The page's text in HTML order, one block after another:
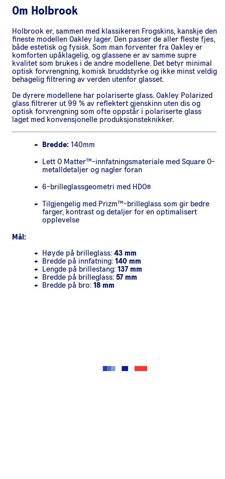
Om Holbrook
Holbrook er, sammen med klassikeren Frogskins, kanskje den
fineste modellen Oakley lager. Den passer de aller fleste fjes,
både estetisk og fysisk. Som man forventer fra Oakley er
komforten upåklagelig, og glassene er av samme supre
kvalitet som brukes i de andre modellene. Det betyr minimal
optisk forvrengning, komisk bruddstyrke og ikke minst veldig
behagelig filtrering av verden utenfor glasset.
De dyrere modellene har polariserte glass. Oakley Polarized
glass filtrerer ut 99 % av reflektert gjenskinn uten dis og
optisk forvrengning som ofte oppstår i polariserte glass
laget med konvensjonelle produksjonsteknikker.
Bredde: 140mm
Lett O Matter™-innfatningsmateriale med Square O-
metalldetaljer og nagler foran
6-brilleglassgeometri med HDO®
Tilgjengelig med Prizm™-brilleglass som gir bedre
farger, kontrast og detaljer for en optimalisert
opplevelse
Mål:
Høyde på brilleglass: 43 mm
Bredde på innfatning: 140 mm
Lengde på brillestang: 137 mm
Bredde på brilleglass: 57 mm
Bredde på bro: 18 mm